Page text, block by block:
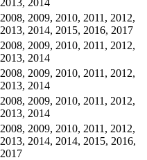
2008, 2009, 2010, 2011, 2012,
2013, 2014, 2015, 2016, 2017
2008, 2009, 2010, 2011, 2012,
2013, 2014
2008, 2009, 2010, 2011, 2012,
2013, 2014
2008, 2009, 2010, 2011, 2012,
2013, 2014
2008, 2009, 2010, 2011, 2012,
2013, 2014, 2014, 2015, 2016,
2017